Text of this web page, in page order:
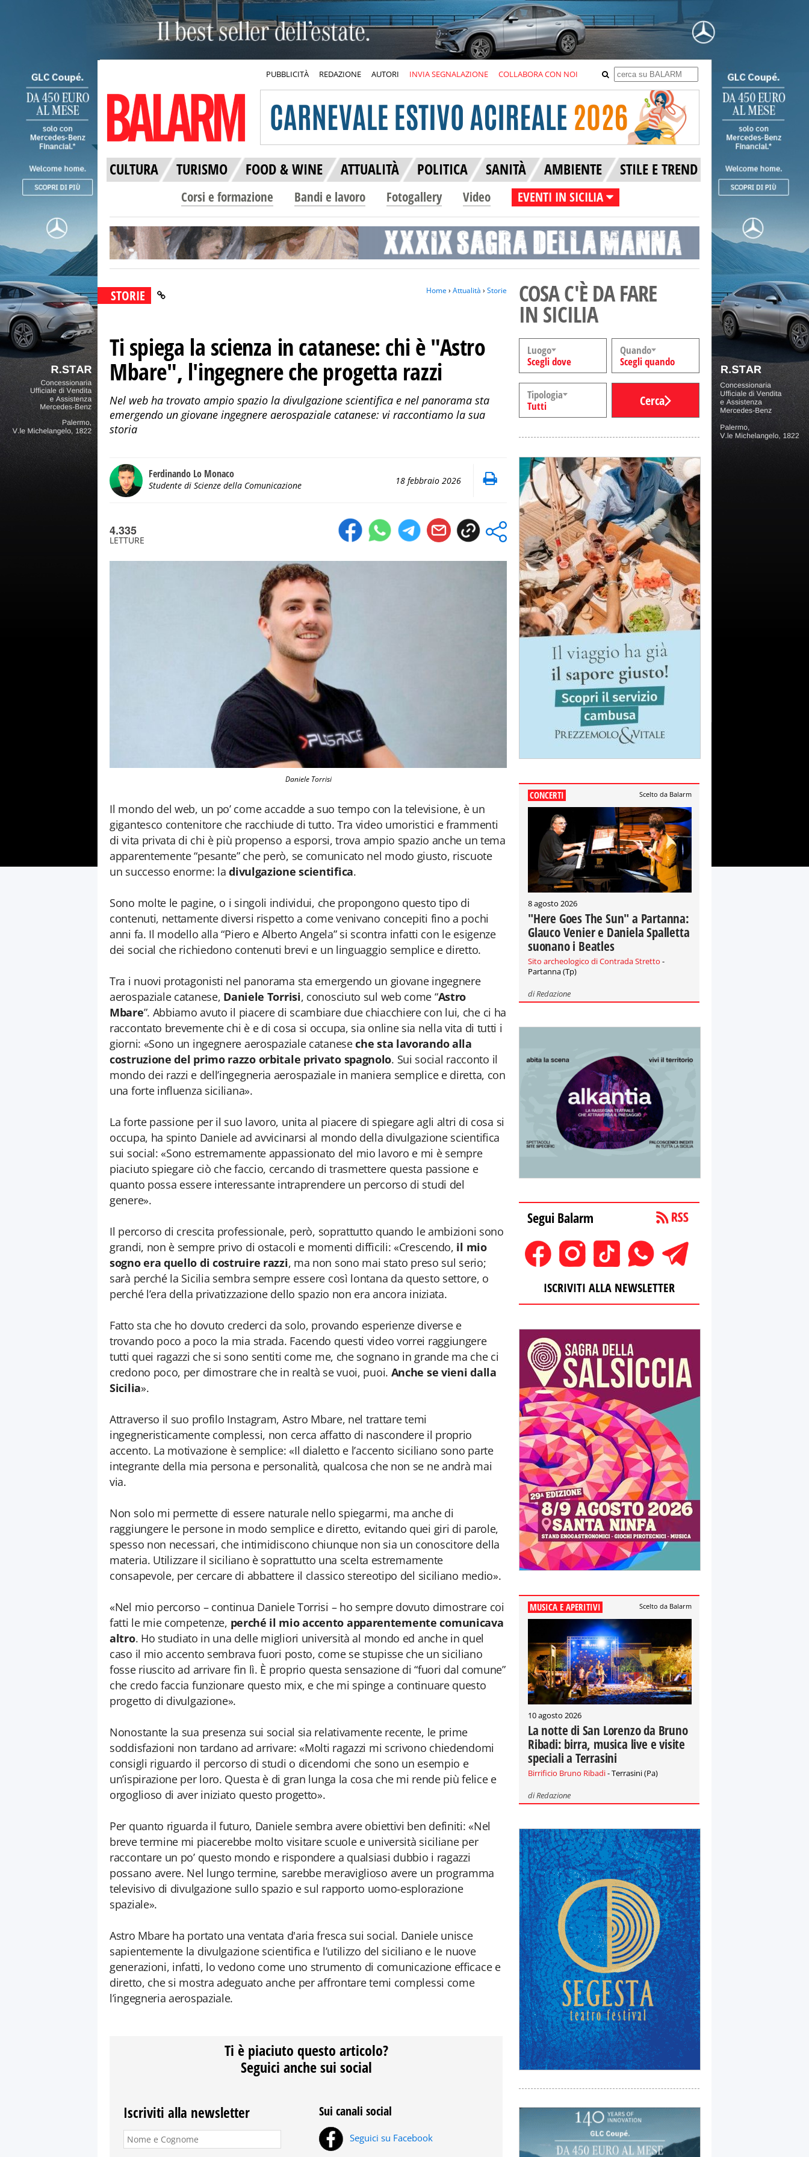
PUBBLICITÀ REDAZIONE AUTORI INVIA SEGNALAZIONE COLLABORA CON NOI
CULTURA TURISMO FOOD & WINE ATTUALITÀ POLITICA SANITÀ AMBIENTE STILE E TREND
Corsi e formazione Bandi e lavoro Fotogallery Video EVENTI IN SICILIA
STORIE Home› Attualità › Storie
Ti spiega la scienza in catanese: chi è "Astro
Mbare", l'ingegnere che progetta razzi
Nel web ha trovato ampio spazio la divulgazione scientifica e nel panorama sta
emergendo un giovane ingegnere aerospaziale catanese: vi raccontiamo la sua
storia
Ferdinando Lo Monaco
Studente di Scienze della Comunicazione 18 febbraio 2026
4.335
LETTURE
Daniele Torrisi
Il mondo del web, un po’ come accadde a suo tempo con la televisione, è un
gigantesco contenitore che racchiude di tutto. Tra video umoristici e frammenti
di vita privata di chi è più propenso a esporsi, trova ampio spazio anche un tema
apparentemente “pesante” che però, se comunicato nel modo giusto, riscuote
un successo enorme: ladivulgazione scientifica.
Sono molte le pagine, o i singoli individui, che propongono questo tipo di
contenuti, nettamente diversi rispetto a come venivano concepiti fino a pochi
anni fa. Il modello alla “Piero e Alberto Angela” si scontra infatti con le esigenze
dei social che richiedono contenuti brevi e un linguaggio semplice e diretto.
Tra i nuovi protagonisti nel panorama sta emergendo un giovane ingegnere
aerospaziale catanese, Daniele Torrisi, conosciuto sul web come “Astro
Mbare”. Abbiamo avuto il piacere di scambiare due chiacchiere con lui, che ci ha
raccontato brevemente chi è e di cosa si occupa, sia online sia nella vita di tutti i
giorni: «Sono un ingegnere aerospaziale cataneseche sta lavorando alla
costruzione del primo razzo orbitale privato spagnolo. Sui social racconto il
mondo dei razzi e dell’ingegneria aerospaziale in maniera semplice e diretta, con
una forte influenza siciliana».
La forte passione per il suo lavoro, unita al piacere di spiegare agli altri di cosa si
occupa, ha spinto Daniele ad avvicinarsi al mondo della divulgazione scientifica
sui social: «Sono estremamente appassionato del mio lavoro e mi è sempre
piaciuto spiegare ciò che faccio, cercando di trasmettere questa passione e
quanto possa essere interessante intraprendere un percorso di studi del
genere».
Il percorso di crescita professionale, però, soprattutto quando le ambizioni sono
grandi, non è sempre privo di ostacoli e momenti difficili: «Crescendo, il mio
sogno era quello di costruire razzi, ma non sono mai stato preso sul serio;
sarà perché la Sicilia sembra sempre essere così lontana da questo settore, o
perché l’era della privatizzazione dello spazio non era ancora iniziata.
Fatto sta che ho dovuto crederci da solo, provando esperienze diverse e
trovando poco a poco la mia strada. Facendo questi video vorrei raggiungere
tutti quei ragazzi che si sono sentiti come me, che sognano in grande ma che ci
credono poco, per dimostrare che in realtà se vuoi, puoi. Anche se vieni dalla
Sicilia».
Attraverso il suo profilo Instagram, Astro Mbare, nel trattare temi
ingegneristicamente complessi, non cerca affatto di nascondere il proprio
accento. La motivazione è semplice: «Il dialetto e l’accento siciliano sono parte
integrante della mia persona e personalità, qualcosa che non se ne andrà mai
via.
Non solo mi permette di essere naturale nello spiegarmi, ma anche di
raggiungere le persone in modo semplice e diretto, evitando quei giri di parole,
spesso non necessari, che intimidiscono chiunque non sia un conoscitore della
materia. Utilizzare il siciliano è soprattutto una scelta estremamente
consapevole, per cercare di abbattere il classico stereotipo del siciliano medio».
«Nel mio percorso – continua Daniele Torrisi – ho sempre dovuto dimostrare coi
fatti le mie competenze, perché il mio accento apparentemente comunicava
altro. Ho studiato in una delle migliori università al mondo ed anche in quel
caso il mio accento sembrava fuori posto, come se stupisse che un siciliano
fosse riuscito ad arrivare fin lì. È proprio questa sensazione di “fuori dal comune”
che credo faccia funzionare questo mix, e che mi spinge a continuare questo
progetto di divulgazione».
Nonostante la sua presenza sui social sia relativamente recente, le prime
soddisfazioni non tardano ad arrivare: «Molti ragazzi mi scrivono chiedendomi
consigli riguardo il percorso di studi o dicendomi che sono un esempio e
un’ispirazione per loro. Questa è di gran lunga la cosa che mi rende più felice e
orgoglioso di aver iniziato questo progetto».
Per quanto riguarda il futuro, Daniele sembra avere obiettivi ben definiti: «Nel
breve termine mi piacerebbe molto visitare scuole e università siciliane per
raccontare un po’ questo mondo e rispondere a qualsiasi dubbio i ragazzi
possano avere. Nel lungo termine, sarebbe meraviglioso avere un programma
televisivo di divulgazione sullo spazio e sul rapporto uomo-esplorazione
spaziale».
Astro Mbare ha portato una ventata d'aria fresca sui social. Daniele unisce
sapientemente la divulgazione scientifica e l’utilizzo del siciliano e le nuove
generazioni, infatti, lo vedono come uno strumento di comunicazione efficace e
diretto, che si mostra adeguato anche per affrontare temi complessi come
l’ingegneria aerospaziale.
Ti è piaciuto questo articolo?
Seguici anche sui social
Iscriviti alla newsletter Sui canali social
Seguici su Facebook
COSA C'È DA FARE
IN SICILIA
Luogo
Scegli dove
Quando
Scegli quando
Tipologia
Tutti
Cerca
CONCERTI Scelto da Balarm
8 agosto 2026
"Here Goes The Sun" a Partanna:
Glauco Venier e Daniela Spalletta
suonano i Beatles
Sito archeologico di Contrada Stretto -
Partanna (Tp)
diRedazione
Segui Balarm
ISCRIVITI ALLA NEWSLETTER
MUSICA E APERITIVI Scelto da Balarm
10 agosto 2026
La notte di San Lorenzo da Bruno
Ribadi: birra, musica live e visite
speciali a Terrasini
Birrificio Bruno Ribadi- Terrasini (Pa)
diRedazione